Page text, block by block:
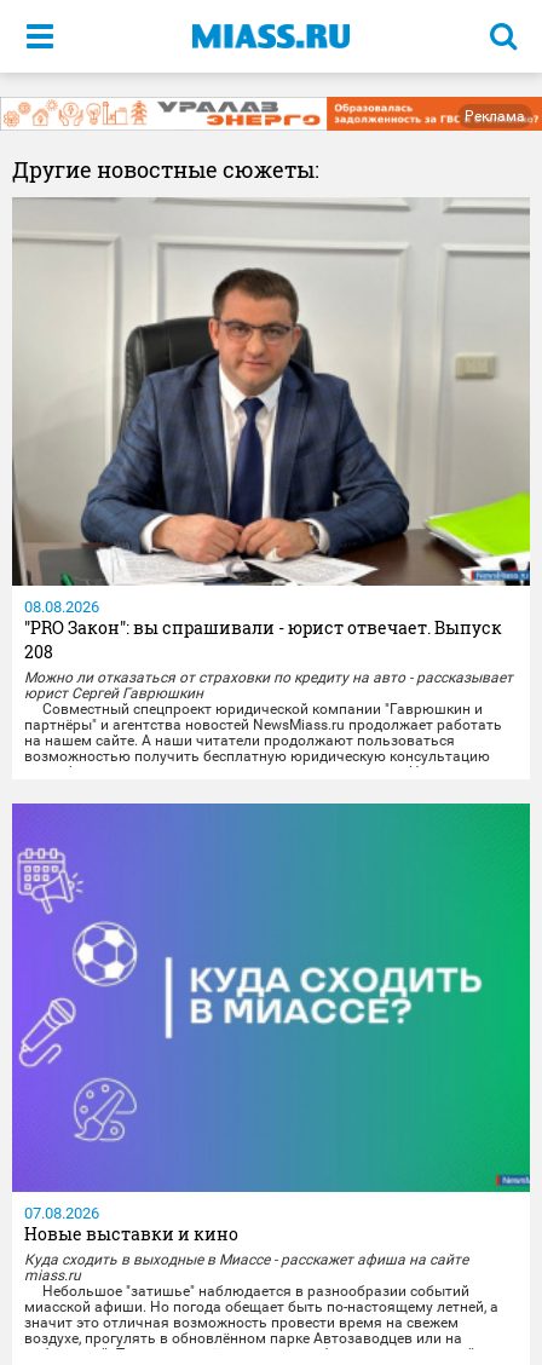
Меню
Реклама
Другие новостные сюжеты:
08.08.2026
"PRO Закон": вы спрашивали - юрист отвечает. Выпуск
208
Можно ли отказаться от страховки по кредиту на авто - рассказывает
юрист Сергей Гаврюшкин
Совместный спецпроект юридической компании "Гаврюшкин и
партнёры" и агентства новостей NewsMiass.ru продолжает работать
на нашем сайте. А наши читатели продолжают пользоваться
возможностью получить бесплатную юридическую консультацию
квалифицированного специалиста не выходя из дома. На вопросы
Все поступившие на сегодняшний день вопросы уже проработаны,
07.08.2026
Новые выставки и кино
Куда сходить в выходные в Миассе - расскажет афиша на сайте
miass.ru
Небольшое "затишье" наблюдается в разнообразии событий
миасской афиши. Но погода обещает быть по-настоящему летней, а
значит это отличная возможность провести время на свежем
воздухе, прогулять в обновлённом парке Автозаводцев или на
набережной. Тем же, кто всё же хочет приобщиться к культурной